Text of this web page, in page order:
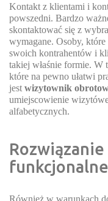
Kontakt z klientami i
powszedni. Bardzo
skontaktować się z
wymagane. Osoby,
swoich kontrahentów i
takiej właśnie formie. W
które na pewno ułatwi
jest wizytownik
umiejscowienie
alfabetycznych.
funkcjonalne
Również w warunkach